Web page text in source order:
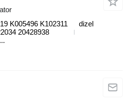
K005496 K102311
20428938
dizel